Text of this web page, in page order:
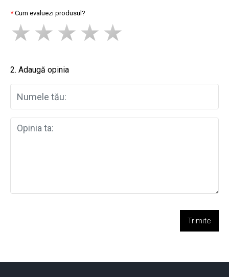
Cum evaluezi produsul?
2. Adaugă opinia
Trimite